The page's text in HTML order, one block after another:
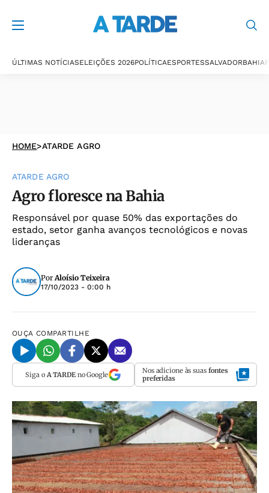
ÚLTIMAS NOTÍCIASELEIÇÕES 2026POLÍTICAESPORTESSALVADORBAHIA
HOME>ATARDE AGRO
ATARDE AGRO
Agro floresce na Bahia
Responsável por quase 50% das exportações do
estado, setor ganha avanços tecnológicos e novas
lideranças
PorAloísio Teixeira
17/10/2023 - 0:00 h
OUÇA COMPARTILHE
Siga o A TARDEno Google Nos adicione às suas fontes
preferidas